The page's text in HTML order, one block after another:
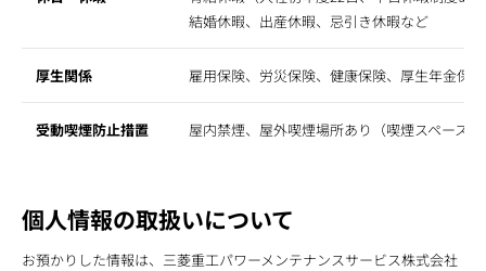
結婚休暇、出産休暇、忌引き休暇など
厚生関係 雇用保険、労災保険、健康保険、厚生年金保
受動喫煙防止措置 屋内禁煙、屋外喫煙場所あり（喫煙スペース
個人情報の取扱いについて
お預かりした情報は、三菱重工パワーメンテナンスサービス株式会社